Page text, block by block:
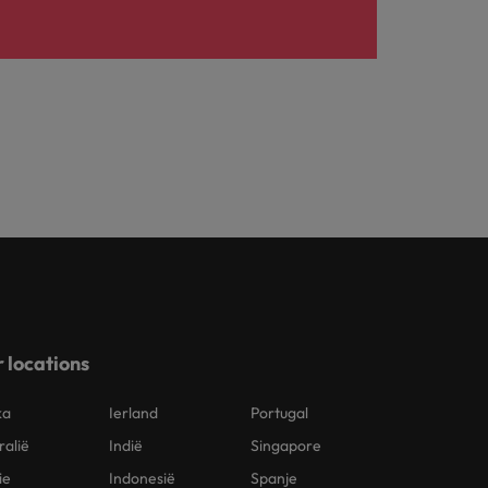
locations
Ierland
Indië
Indonesië
Portugal
Singapore
Spanje